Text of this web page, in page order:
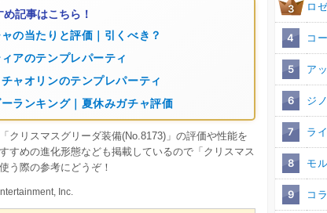
記事はこちら！
の当たりと評価｜引くべき？
アのテンプレパーティ
ャオリンのテンプレパーティ
ランキング｜夏休みガチャ評価
クリスマスグリーダ装備(No.8173)」の評価や性能を
すめの進化形態なども掲載しているので「クリスマス
う際の参考にどうぞ！
Inc.
3 ロ
4 コ
5 ア
6 ジ
7 ラ
8 モ
9 コ